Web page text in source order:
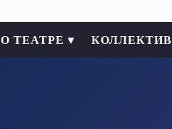
О ТЕАТРЕ ▾ КОЛЛЕКТИВ